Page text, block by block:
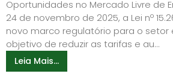
Oportunidades no Mercado Livre de
24 de novembro de 2025, a Lei nº
novo marco regulatório para o setor
objetivo de reduzir as tarifas e au...
Leia Mais...